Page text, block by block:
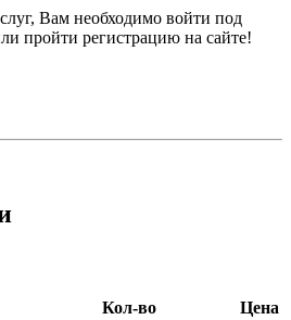
Вам необходимо войти под
пройти регистрацию на сайте!
Кол-во
Цена